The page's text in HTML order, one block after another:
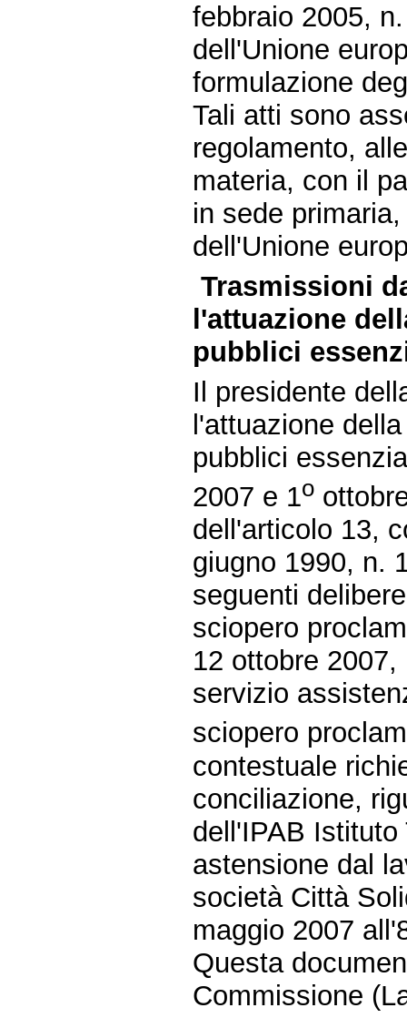
febbraio 2005,
dell'Unione
formulazione
Tali atti sono
regolamento,
materia, con il
in sede
dell'Unione
Trasmissioni
l'attuazione
pubblici
Il presidente
l'attuazione
pubblici
2007 e 1o
dell'articolo 13,
giugno 1990, n.
seguenti
sciopero
12 ottobre
servizio
sciopero
contestuale
conciliazione,
dell'IPAB
astensione dal
società Città
maggio 2007
Questa
Commissione